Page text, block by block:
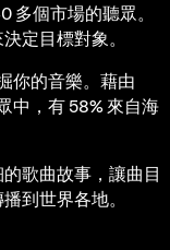
多個市場的聽眾。
定目標對象。
你的音樂。藉由
中，有 58% 來自海
歌曲故事，讓曲目
到世界各地。